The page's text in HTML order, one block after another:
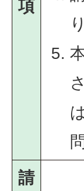
項
請